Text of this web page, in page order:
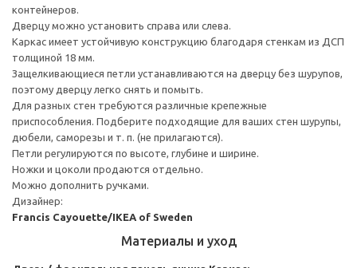
контейнеров.
Дверцу можно установить справа или слева.
Каркас имеет устойчивую конструкцию благодаря стенкам из ДСП
толщиной 18 мм.
Защелкивающиеся петли устанавливаются на дверцу без шурупов,
поэтому дверцу легко снять и помыть.
Для разных стен требуются различные крепежные
приспособления. Подберите подходящие для ваших стен шурупы,
дюбели, саморезы и т. п. (не прилагаются).
Петли регулируются по высоте, глубине и ширине.
Ножки и цоколи продаются отдельно.
Можно дополнить ручками.
Дизайнер:
Francis Cayouette/IKEA of Sweden
Материалы и уход